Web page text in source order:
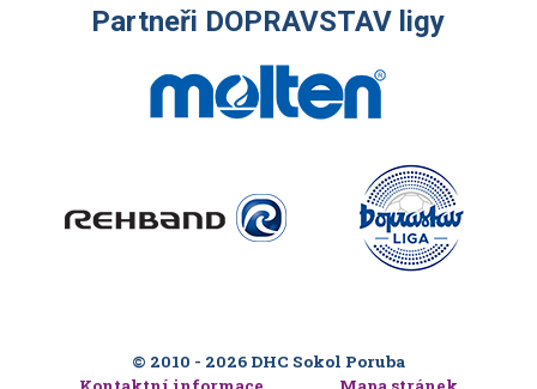
Partneři DOPRAVSTAV ligy
© 2010 - 2026 DHC Sokol Poruba